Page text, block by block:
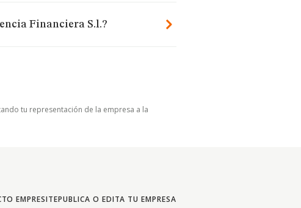
Financiera S.l.?
tu representación de la empresa a la
EMPRESITEPUBLICA O EDITA TU EMPRESA